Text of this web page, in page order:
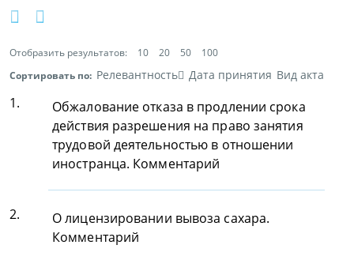
Отобразить результатов: 10 20 50
100
Сортировать по: Релевантность Дата принятия Вид акта
1.
Обжалование отказа в продлении срока
действия разрешения на право занятия
трудовой деятельностью в отношении
иностранца. Комментарий
2.
О лицензировании вывоза сахара.
Комментарий